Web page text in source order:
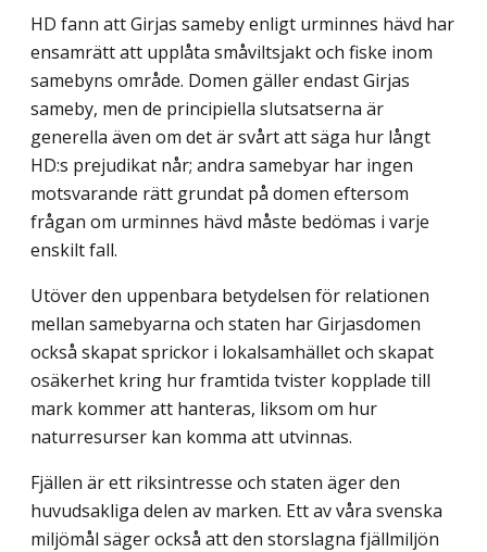
HD fann att Girjas sameby enligt urminnes hävd har
ensamrätt att upplåta små­viltsjakt och fiske inom
samebyns område. Domen gäller endast Girjas
sameby, men de principiella slutsatserna är
generella även om det är svårt att säga hur långt
HD:s prejudikat når; andra samebyar har ingen
motsvarande rätt grundat på domen eftersom
frågan om urminnes hävd måste bedömas i varje
enskilt fall.
Utöver den uppenbara betydelsen för relationen
mellan samebyarna och staten har Girjasdomen
också skapat sprickor i lokalsamhället och skapat
osäkerhet kring hur framtida tvister kopplade till
mark kommer att hanteras, liksom om hur
naturresurser kan komma att utvinnas.
Fjällen är ett riksintresse och staten äger den
huvudsakliga delen av marken. Ett av våra svenska
miljömål säger också att den storslagna fjällmiljön